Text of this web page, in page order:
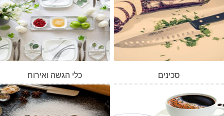
כלי הגשה ואירוח סכינים